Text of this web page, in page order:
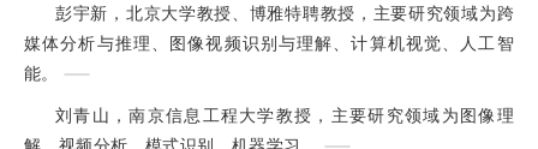
彭宇新，北京大学教授、博雅特聘教授，主要研究领域为跨
媒体分析与推理、图像视频识别与理解、计算机视觉、人工智
能。
刘青山，南京信息工程大学教授，主要研究领域为图像理
解、视频分析、模式识别、机器学习。